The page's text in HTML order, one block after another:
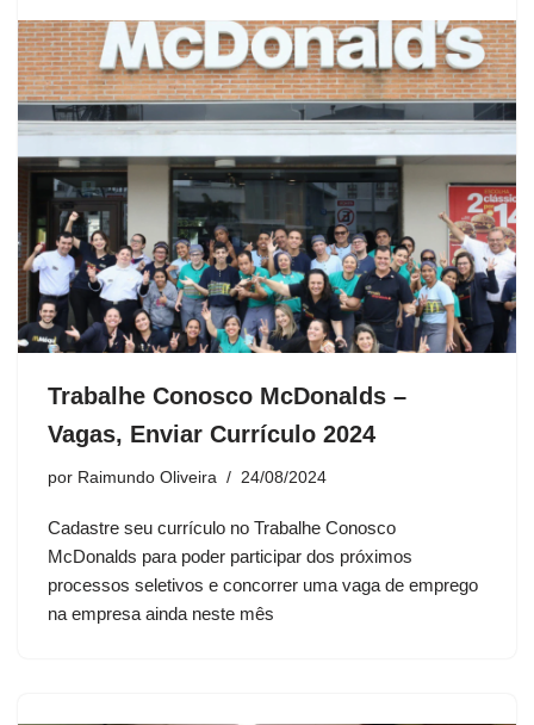
Trabalhe Conosco McDonalds –
Vagas, Enviar Currículo 2024
por Raimundo Oliveira 24/08/2024
Cadastre seu currículo no Trabalhe Conosco
McDonalds para poder participar dos próximos
processos seletivos e concorrer uma vaga de emprego
na empresa ainda neste mês